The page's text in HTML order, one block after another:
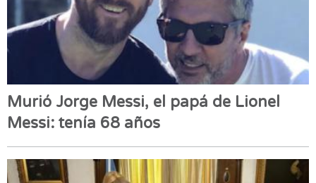
Murió Jorge Messi, el papá de Lionel
Messi: tenía 68 años